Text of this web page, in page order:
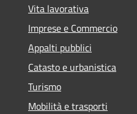
Vita lavorativa
Imprese e Commercio
Appalti pubblici
Catasto e urbanistica
Turismo
Mobilità e trasporti